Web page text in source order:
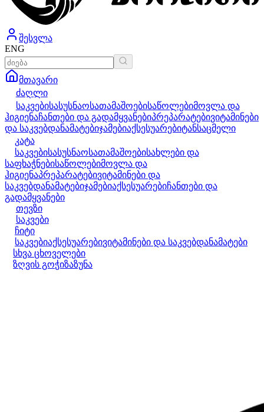
შესვლა
ENG
მთავარი
ძაღლი
საკვებისასუსნაოსათამაშოებისაწოლებიმოვლა და
ჰიგიენაჩანთები და გადამყვანებიპრეპარატებივიტამინები
და საკვებდანამატებიჯამებიაქსესუარებიტანსაცმელი
კატა
საკვებისასუსნაოსათამაშოებისახლები და
საფხაჭნებისაწოლებიმოვლა და
ჰიგიენაპრეპარატებივიტამინები და
საკვებდანამატებიჯამებიაქსესუარებიჩანთები და
გადამყვანები
თევზი
საკვები
ჩიტი
საკვებიაქსესუარებივიტამინები და საკვებდანამატები
სხვა ცხოველები
ზღვის გოჭიზაზუნა